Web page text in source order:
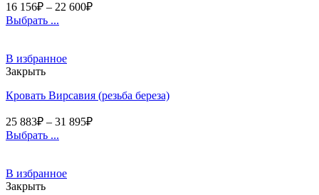
16 156₽ – 22 600₽
Выбрать ...
В избранное
Закрыть
Кровать Вирсавия (резьба береза)
25 883₽ – 31 895₽
Выбрать ...
В избранное
Закрыть